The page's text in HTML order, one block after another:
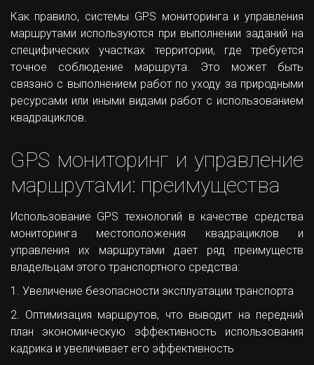
Как правило, системы GPS мониторинга и управления
маршрутами используются при выполнении заданий на
специфических участках территории, где требуется
точное соблюдение маршрута. Это может быть
связано с выполнением работ по уходу за природными
ресурсами или иными видами работ с использованием
квадрациклов.
GPS мониторинг и управление
маршрутами: преимущества
Использование GPS технологий в качестве средства
мониторинга местоположения квадрациклов и
управления их маршрутами дает ряд преимуществ
владельцам этого транспортного средства:
1. Увеличение безопасности эксплуатации транспорта
2. Оптимизация маршрутов, что выводит на передний
план экономическую эффективность использования
кадрика и увеличивает его эффективность